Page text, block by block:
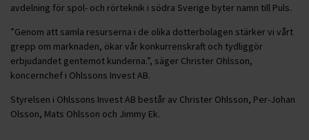
avdelning för spol- och rörteknik i södra Sverige byter namn till Puls.
”Genom att samla resurserna i de olika dotterbolagen stärker vi vårt
grepp om marknaden, ökar vår konkurrenskraft och tydliggör
erbjudandet gentemot kunderna.”, säger Christer Ohlsson,
koncernchef i Ohlssons Invest AB.
Styrelsen i Ohlssons Invest AB består av Christer Ohlsson, Per-Johan
Olsson, Mats Ohlsson och Jimmy Ek.